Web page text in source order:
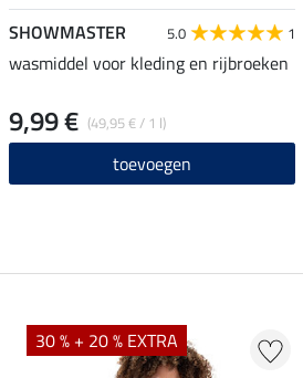
SHOWMASTER 5.0 1
wasmiddel voor kleding en rijbroeken
(49,95 € / 1 l)
9,99 €
toevoegen
30 % + 20 % EXTRA